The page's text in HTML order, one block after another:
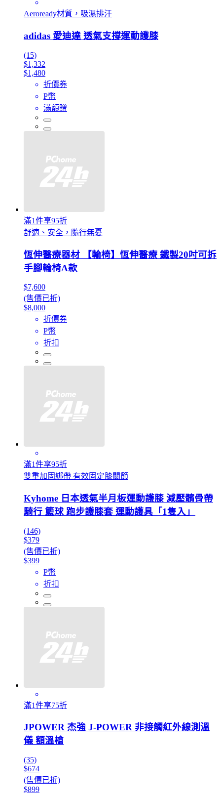
Aeroready材質，吸濕排汗
adidas 愛迪達 透氣支撐運動護膝
(15)
$1,332
$1,480
折價券
P幣
滿額贈
滿1件享95折
舒適、安全，隨行無憂
恆伸醫療器材 【輪椅】恆伸醫療 鐵製20吋可拆
手腳輪椅A款
$7,600
(售價已折)
$8,000
折價券
P幣
折扣
滿1件享95折
雙重加固綁帶 有效固定膝關節
Kyhome 日本透氣半月板運動護膝 減壓髕骨帶
騎行 籃球 跑步護膝套 運動護具「1隻入」
(146)
$379
(售價已折)
$399
P幣
折扣
滿1件享75折
JPOWER 杰強 J-POWER 非接觸紅外線測溫
儀 額溫槍
(35)
$674
(售價已折)
$899